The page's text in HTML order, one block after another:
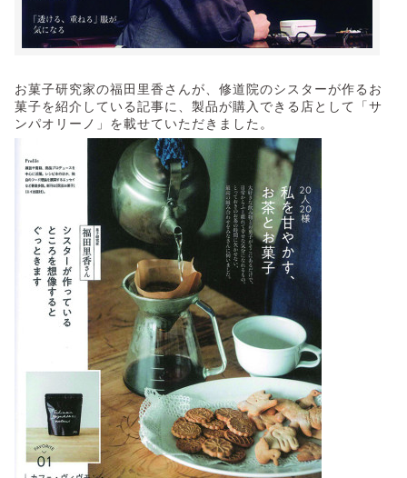
お菓子研究家の福田里香さんが、修道院のシスターが作るお
菓子を紹介している記事に、製品が購入できる店として「サ
ンパオリーノ」を載せていただきました。